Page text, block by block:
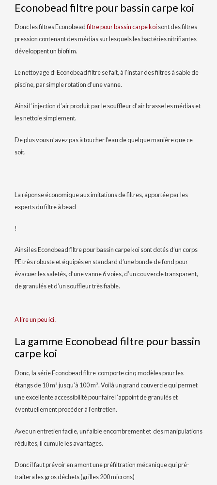
Econobead filtre pour bassin carpe koi
Donc les filtres Econobeadfiltre pour bassin carpe koisont des filtres
pression contenant des médias sur lesquels les bactéries nitrifiantes
développent un biofilm.
Le nettoyage d’ Econobead filtre se fait, à l’instar des filtres à sable de
piscine, par simple rotation d’une vanne.
Ainsi l’ injection d’air produit par le souffleur d’air brasse les médias et
les nettoie simplement.
De plus vous n’avez pas à toucher l’eau de quelque manière que ce
soit.
La réponse économique aux imitations de filtres, apportée par les
experts du filtre à bead
!
Ainsi les Econobead filtre pour bassin carpe koi sont dotés d’un corps
PE très robuste et équipés en standard d’une bonde de fond pour
évacuer les saletés, d’une vanne 6 voies, d’un couvercle transparent,
de granulés et d’un souffleur très fiable.
A lire un peu ici .
La gamme Econobead filtre pour bassin
carpe koi
Donc, la série Econobead filtre comporte cinq modèles pour les
étangs de 10 m³ jusqu’à 100 m³. Voilà un grand couvercle qui permet
une excellente accessibilité pour faire l’appoint de granulés et
éventuellement procéder à l’entretien.
Avec un entretien facile, un faible encombrement et des manipulations
réduites, il cumule les avantages.
Donc il faut prévoir en amont une préfiltration mécanique qui pré-
traitera les gros déchets (grilles 200 microns)